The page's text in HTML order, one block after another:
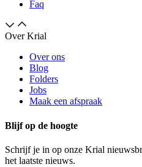
Faq
Over Krial
Over ons
Blog
Folders
Jobs
Maak een afspraak
Blijf op de hoogte
Schrijf je in op onze Krial
het laatste nieuws.